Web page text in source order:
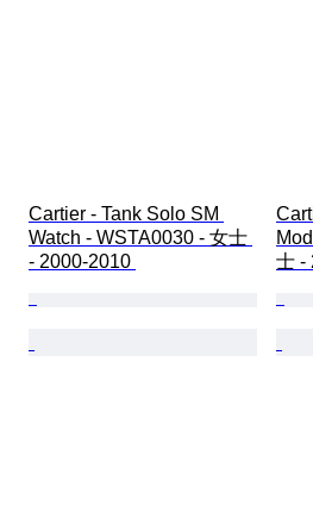
Cartier - Tank Solo SM
Watch - WSTA0030 - 女士
- 2000-2010
士 -